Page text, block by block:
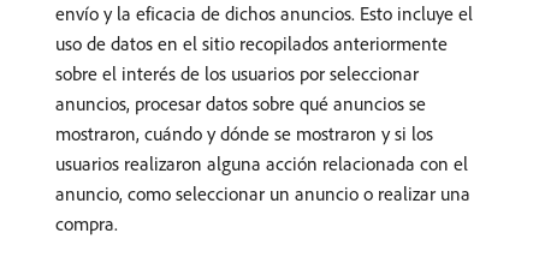
envío y la eficacia de dichos anuncios. Esto incluye el
uso de datos en el sitio recopilados anteriormente
sobre el interés de los usuarios por seleccionar
anuncios, procesar datos sobre qué anuncios se
mostraron, cuándo y dónde se mostraron y si los
usuarios realizaron alguna acción relacionada con el
anuncio, como seleccionar un anuncio o realizar una
compra.